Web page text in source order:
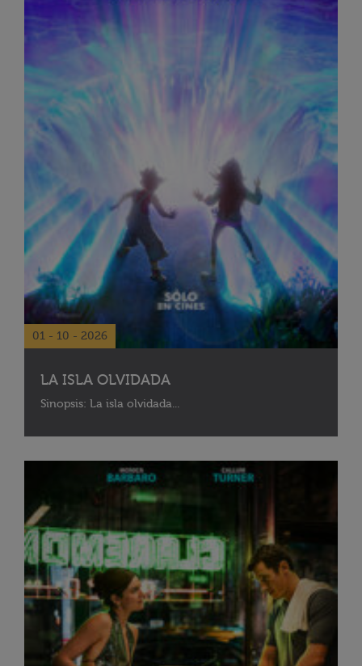
01 - 10 - 2026
LA ISLA OLVIDADA
Sinopsis: La isla olvidada...